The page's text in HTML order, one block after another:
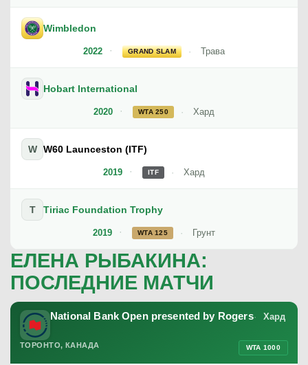
2022
Wimbledon
GRAND SLAM Трава
2020
Hobart International
WTA 250 Хард
2019
W W60 Launceston (ITF)
ITF Хард
2019
T Tiriac Foundation Trophy
WTA 125 Грунт
ЕЛЕНА РЫБАКИНА:
ПОСЛЕДНИЕ МАТЧИ
National Bank Open presented by Rogers Хард
ТОРОНТО, КАНАДА WTA 1000